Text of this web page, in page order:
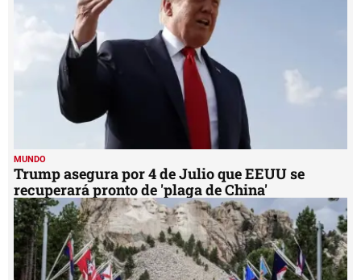
MUNDO
Trump asegura por 4 de Julio que EEUU se
recuperará pronto de 'plaga de China'